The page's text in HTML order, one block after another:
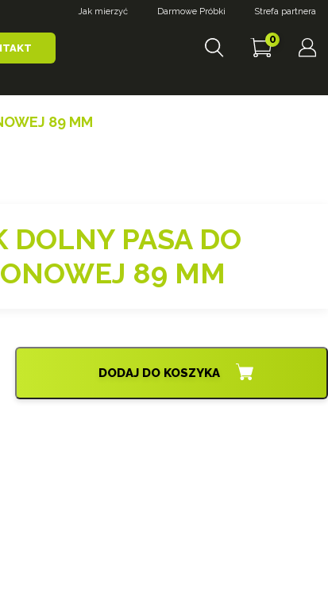
Jak mierzyć Darmowe Próbki Strefa partnera
0
89 MM
DOLNY PASA DO
89 MM
DODAJ DO KOSZYKA